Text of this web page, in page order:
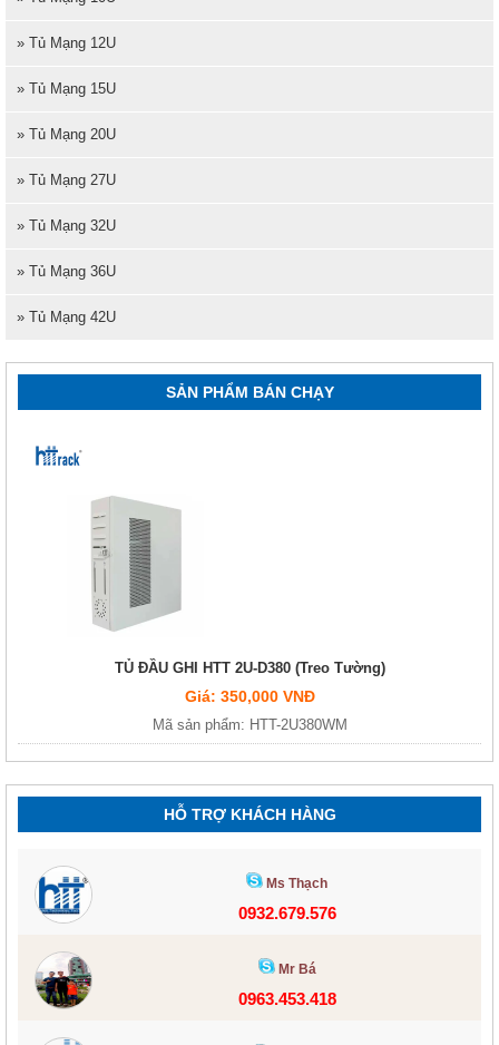
» Tủ Mạng 12U
» Tủ Mạng 15U
» Tủ Mạng 20U
» Tủ Mạng 27U
» Tủ Mạng 32U
» Tủ Mạng 36U
» Tủ Mạng 42U
SẢN PHẨM BÁN CHẠY
TỦ ĐẦU GHI HTT 2U-D380 (Treo Tường)
Giá: 350,000 VNĐ
Mã sản phẩm: HTT-2U380WM
HỖ TRỢ KHÁCH HÀNG
Ms Thạch
0932.679.576
Mr Bá
0963.453.418